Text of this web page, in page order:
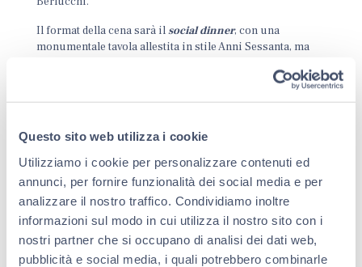
Questo sito web utilizza i cookie
Utilizziamo i cookie per personalizzare contenuti ed
annunci, per fornire funzionalità dei social media e per
analizzare il nostro traffico. Condividiamo inoltre
informazioni sul modo in cui utilizza il nostro sito con i
nostri partner che si occupano di analisi dei dati web,
pubblicità e social media, i quali potrebbero combinarle
Il format della cena sarà ilsocial dinner, con una
monumentale tavola allestita in stile Anni Sessanta, ma
Cedroni richiameranno la tradizione Sixties. Un mood
Prenota adesso